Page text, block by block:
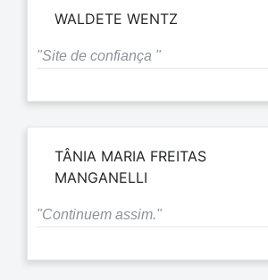
WALDETE WENTZ
"Site de confiança "
TÂNIA MARIA FREITAS
MANGANELLI
"Continuem assim."